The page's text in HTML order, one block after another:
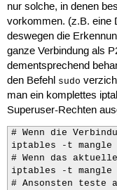
nur solche, in denen
vorkommen. (z.B. eine
deswegen die
ganze Verbindung als
dementsprechend
den Befehl sudo
man ein komplettes
Superuser-Rechten
# Wenn die
iptables -t mangle -
# Wenn das
iptables -t mangle -
# Ansonsten teste